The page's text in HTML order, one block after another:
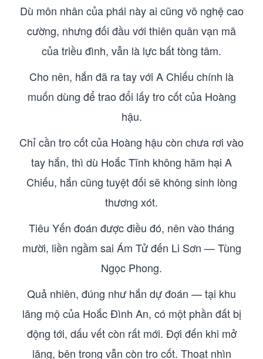
Dù môn nhân của phái này ai cũng võ nghệ cao
cường, nhưng đối đầu với thiên quân vạn mã
của triều đình, vẫn là lực bất tòng tâm.
Cho nên, hắn đã ra tay với A Chiếu chính là
muốn dùng để trao đổi lấy tro cốt của Hoàng
hậu.
Chỉ cần tro cốt của Hoàng hậu còn chưa rơi vào
tay hắn, thì dù Hoắc Tĩnh không hãm hại A
Chiếu, hắn cũng tuyệt đối sẽ không sinh lòng
thương xót.
Tiêu Yến đoán được điều đó, nên vào tháng
mười, liền ngầm sai Ám Tử đến Li Sơn — Tùng
Ngọc Phong.
Quả nhiên, đúng như hắn dự đoán — tại khu
lăng mộ của Hoắc Đình An, có một phần đất bị
động tới, dấu vết còn rất mới. Đợi đến khi mở
lăng, bên trong vẫn còn tro cốt. Thoạt nhìn